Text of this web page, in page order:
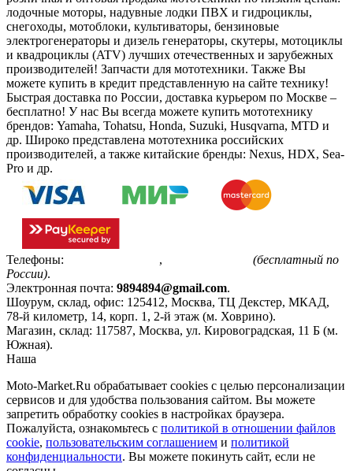
лодочные моторы, надувные лодки ПВХ и гидроциклы,
снегоходы, мотоблоки, культиваторы, бензиновые
электрогенераторы и дизель генераторы, скутеры, мотоциклы
и квадроциклы (ATV) лучших отечественных и зарубежных
производителей! Запчасти для мототехники. Также Вы
можете купить в кредит представленную на сайте технику!
Быстрая доставка по России, доставка курьером по Москве –
бесплатно! У нас Вы всегда можете купить мототехнику
брендов: Yamaha, Tohatsu, Honda, Suzuki, Husqvarna, MTD и
др. Широко представлена мототехника российских
производителей, а также китайские бренды: Nexus, HDX, Sea-
Pro и др.
Телефоны: ,
(бесплатный по
России).
Электронная почта: 9894894@gmail.com.
Шоурум, склад, офис: 125412, Москва, ТЦ Декстер, МКАД,
78-й километр, 14, корп. 1, 2-й этаж (м. Ховрино).
Магазин, склад: 117587, Москва, ул. Кировоградская, 11 Б (м.
Южная).
Наша
Moto-Market.Ru обрабатывает сookies с целью персонализации
сервисов и для удобства пользования сайтом. Вы можете
запретить обработку сookies в настройках браузера.
Пожалуйста, ознакомьтесь с политикой в отношении файлов
cookie, пользовательским соглашением и политикой
конфиденциальности. Вы можете покинуть сайт, если не